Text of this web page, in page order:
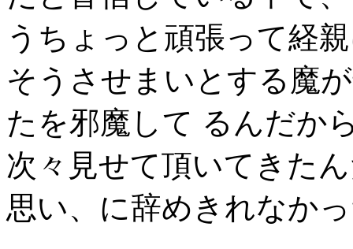
うちょっと頑張って経
そうさせまいとする魔
たを邪魔して るんだか
次々見せて頂いてきた
思い、に辞めきれなか